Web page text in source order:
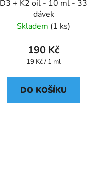
D3 + K2 oil - 10 ml - 33
dávek
Skladem (1 ks)
190 Kč
Měrná
19 Kč / 1 ml
DO KOŠÍKU